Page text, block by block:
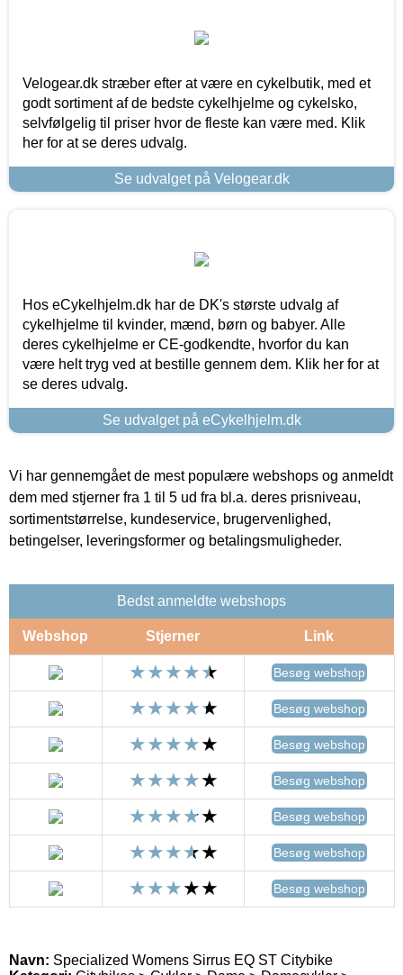
Velogear.dk stræber efter at være en cykelbutik, med et
godt sortiment af de bedste cykelhjelme og cykelsko,
selvfølgelig til priser hvor de fleste kan være med. Klik
her for at se deres udvalg.
Se udvalget på Velogear.dk
Hos eCykelhjelm.dk har de DK's største udvalg af
cykelhjelme til kvinder, mænd, børn og babyer. Alle
deres cykelhjelme er CE-godkendte, hvorfor du kan
være helt tryg ved at bestille gennem dem. Klik her for at
se deres udvalg.
Se udvalget på eCykelhjelm.dk
Vi har gennemgået de mest populære webshops og anmeldt
dem med stjerner fra 1 til 5 ud fra bl.a. deres prisniveau,
sortimentstørrelse, kundeservice, brugervenlighed,
betingelser, leveringsformer og betalingsmuligheder.
Bedst anmeldte webshops
Webshop Stjerner Link
Besøg webshop
Besøg webshop
Besøg webshop
Besøg webshop
Besøg webshop
Besøg webshop
Besøg webshop
Navn: Specialized Womens Sirrus EQ ST Citybike